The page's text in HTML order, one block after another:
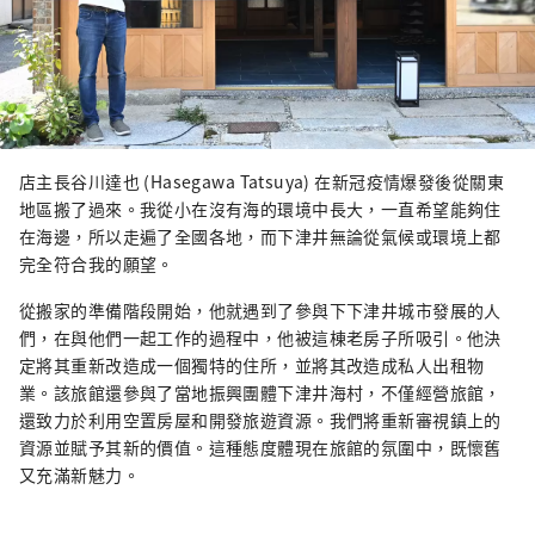
店主長谷川達也 (Hasegawa Tatsuya) 在新冠疫情爆發後從關東
地區搬了過來。我從小在沒有海的環境中長大，一直希望能夠住
在海邊，所以走遍了全國各地，而下津井無論從氣候或環境上都
完全符合我的願望。
從搬家的準備階段開始，他就遇到了參與下下津井城市發展的人
們，在與他們一起工作的過程中，他被這棟老房子所吸引。他決
定將其重新改造成一個獨特的住所，並將其改造成私人出租物
業。該旅館還參與了當地振興團體下津井海村，不僅經營旅館，
還致力於利用空置房屋和開發旅遊資源。我們將重新審視鎮上的
資源並賦予其新的價值。這種態度體現在旅館的氛圍中，既懷舊
又充滿新魅力。